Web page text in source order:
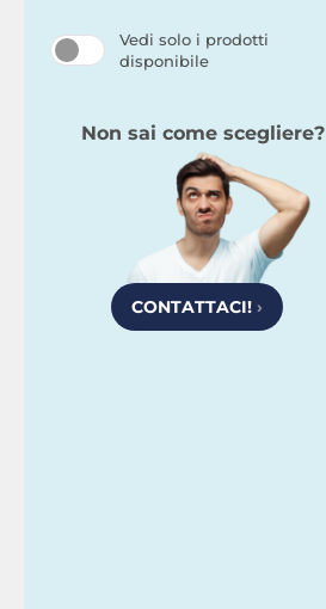
Vedi solo i prodotti
disponibile
Non sai come scegliere?
CONTATTACI! ›